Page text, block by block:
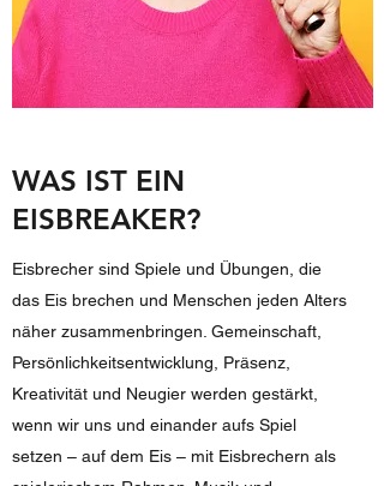
WAS IST EIN
EISBREAKER?
Eisbrecher sind Spiele und Übungen, die
das Eis brechen und Menschen jeden Alters
näher zusammenbringen. Gemeinschaft,
Persönlichkeitsentwicklung, Präsenz,
Kreativität und Neugier werden gestärkt,
wenn wir uns und einander aufs Spiel
setzen – auf dem Eis – mit Eisbrechern als